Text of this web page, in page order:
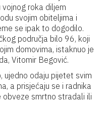
roka diljem
svojim obiteljima i
se ipak to dogodilo.
područja bilo 96, koji
domovima, istaknuo je
Vitomir Begović.
ujedno odaju pijetet svim
a prisjećaju se i radnika
obveze smrtno stradali ili